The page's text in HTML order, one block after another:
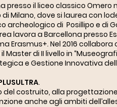
presso il liceo classico Omero
Milano, dove si laurea con
archeologico di Posillipo e di
lavora a Barcellona presso
Erasmus+. Nel 2016 collabora
Master di II livello in
e Gestione Innovativa
.
del costruito, alla
anche agli ambiti